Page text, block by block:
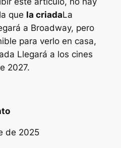
que la criadaLa
a Broadway, pero
para verlo en casa,
Llegará a los cines
2027.
de 2025